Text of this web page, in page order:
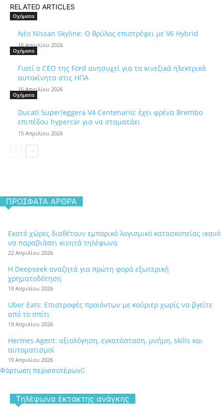
RELATED ARTICLES
Οχήματα
Νέο Nissan Skyline: Ο θρύλος επιστρέφει με V6 Hybrid
16 Απριλίου 2026
Οχήματα
Γιατί ο CEO της Ford ανησυχεί για τα κινεζικά ηλεκτρικά
αυτοκίνητα στις ΗΠΑ
16 Απριλίου 2026
Οχήματα
Ducati Superleggera V4 Centenario: έχει φρένα Brembo
επιπέδου hypercar για να σταματάει
15 Απριλίου 2026
ΠΡΌΣΦΑΤΑ ΆΡΘΡΑ
Εκατό χώρες διαθέτουν εμπορικό λογισμικό κατασκοπείας ικανό
να παραβιάσει κινητά τηλέφωνα
22 Απριλίου 2026
Η Deepseek αναζητά για πρώτη φορά εξωτερική
χρηματοδότηση
19 Απριλίου 2026
Uber Eats: Επιστροφές προϊόντων με κούριερ χωρίς να βγείτε
από το σπίτι
19 Απριλίου 2026
Hermes Agent: αξιολόγηση, εγκατάσταση, μνήμη, skills και
αυτοματισμοί
19 Απριλίου 2026
Φόρτωση περισσοτέρων
Tηλέφωνα έκτακτης ανάγκης